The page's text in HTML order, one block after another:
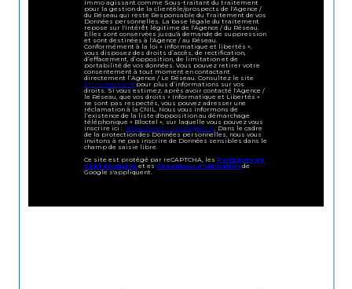
Immo agissant comme Sous-traitant du traitement
pour la gestion de la clientèle/prospects de l'Agence /
du Réseau qui reste Responsable du Traitement de vos
Données personnelles. La base légale du traitement
repose sur l'intérêt légitime de l'Agence / du Réseau.
Elles sont conservées jusqu'à demande de suppression
et sont destinées à l'Agence / au Réseau.
Conformément à la loi « informatique et libertés »,
vous disposez des droits d’accès, de rectification,
d’effacement, d’opposition, de limitation et de
portabilité de vos données. Vous pouvez retirer votre
consentement à tout moment en contactant
directement l’Agence / Le Réseau. Consultez le site
https://cnil.fr/fr pour plus d’informations sur vos
droits. Si vous estimez, après avoir contacté l'Agence /
le Réseau, que vos droits « Informatique et Libertés »
ne sont pas respectés, vous pouvez adresser une
réclamation à la CNIL. Nous vous informons de
l’existence de la liste d'opposition au démarchage
téléphonique « Bloctel », sur laquelle vous pouvez vous
inscrire ici : https://www.bloctel.gouv.fr. Dans le cadre
de la protection des Données personnelles, nous vous
invitons à ne pas inscrire de Données sensibles dans le
champ de saisie libre.
Ce site est protégé par reCAPTCHA, lesPolitiques de
Confidentialité et esConditions d'utilisationde
Google s'appliquent.